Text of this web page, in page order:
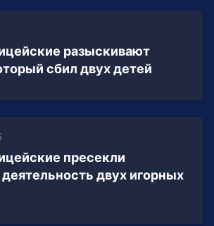
разыскивают
сбил двух детей
пресекли
двух игорных